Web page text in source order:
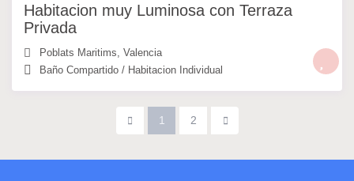
Habitacion muy Luminosa con Terraza
Privada
Poblats Maritims,Valencia
Baño Compartido / Habitacion Individual
1 2